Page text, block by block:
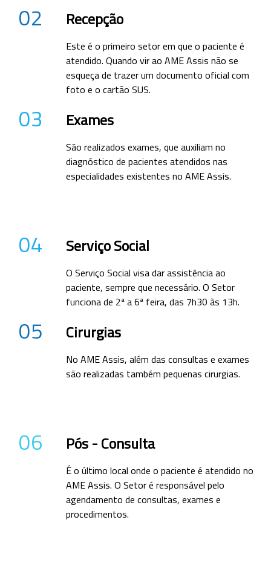
02 Recepção
Este é o primeiro setor em que o paciente é
atendido. Quando vir ao AME Assis não se
esqueça de trazer um documento oficial com
foto e o cartão SUS.
03 Exames
São realizados exames, que auxiliam no
diagnóstico de pacientes atendidos nas
especialidades existentes no AME Assis.
04 Serviço Social
O Serviço Social visa dar assistência ao
paciente, sempre que necessário. O Setor
funciona de 2ª a 6ª feira, das 7h30 às 13h.
05 Cirurgias
No AME Assis, além das consultas e exames
são realizadas também pequenas cirurgias.
06 Pós - Consulta
É o último local onde o paciente é atendido no
AME Assis. O Setor é responsável pelo
agendamento de consultas, exames e
procedimentos.